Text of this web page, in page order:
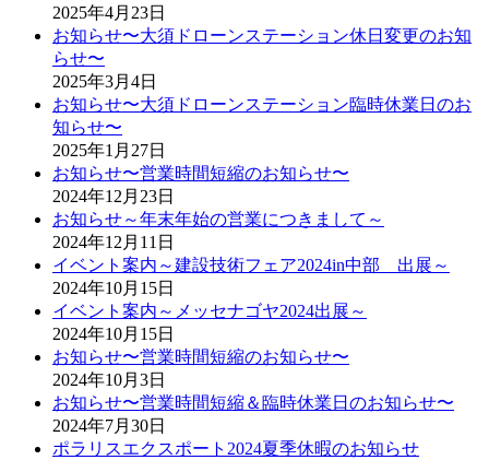
2025年4月23日
お知らせ〜大須ドローンステーション休日変更のお知
らせ〜
2025年3月4日
お知らせ〜大須ドローンステーション臨時休業日のお
知らせ〜
2025年1月27日
お知らせ〜営業時間短縮のお知らせ〜
2024年12月23日
お知らせ～年末年始の営業につきまして～
2024年12月11日
イベント案内～建設技術フェア2024in中部 出展～
2024年10月15日
イベント案内～メッセナゴヤ2024出展～
2024年10月15日
お知らせ〜営業時間短縮のお知らせ〜
2024年10月3日
お知らせ〜営業時間短縮＆臨時休業日のお知らせ〜
2024年7月30日
ポラリスエクスポート2024夏季休暇のお知らせ